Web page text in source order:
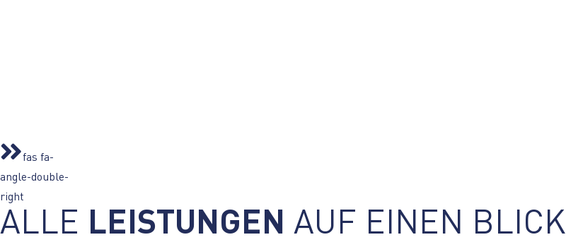
fas fa-
angle-double-
right
ALLE LEISTUNGEN AUF EINEN BLICK